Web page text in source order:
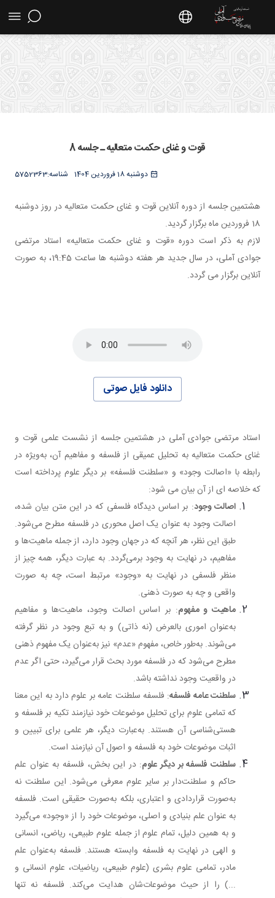
استاد مرتضی جوادی آملی
قوت و غنای حکمت متعالیه ـ جلسه 8
دوشنبه 18 فروردین 1404 5752363شناسه:
هشتمین جلسه از دوره آنلاین قوت و غنای حکمت متعالیه در روز دوشنبه
18 فروردین ماه برگزار گردید.
لازم به ذکر است دوره «قوت و غنای حکمت متعالیه» استاد مرتضی
جوادی آملی، در سال جدید هر هفته دوشنبه ها ساعت 19:45، به صورت
آنلاین برگزار می گردد.
دانلود فایل صوتی
استاد مرتضی جوادی آملی در هشتمین جلسه از نشست علمی قوت و
غنای حکمت متعالیه به تحلیل عمیقی از فلسفه و مفاهیم آن، به‌ویژه در
رابطه با «اصالت وجود» و «سلطنت فلسفه» بر دیگر علوم پرداخته است
که خلاصه ای از آن بیان می شود:
اصالت وجود: بر اساس دیدگاه فلسفی که در این متن بیان شده،
اصالت وجود به عنوان یک اصل محوری در فلسفه مطرح می‌شود.
طبق این نظر، هر آنچه که در جهان وجود دارد، از جمله ماهیت‌ها و
مفاهیم، در نهایت به وجود برمی‌گردد. به عبارت دیگر، همه چیز از
منظر فلسفی در نهایت به «وجود» مرتبط است، چه به صورت
واقعی و چه به صورت ذهنی.
ماهیت و مفهوم: بر اساس اصالت وجود، ماهیت‌ها و مفاهیم
به‌عنوان اموری بالعرض (نه ذاتی) و به تبع وجود در نظر گرفته
می‌شوند. به‌طور خاص، مفهوم «عدم» نیز به‌عنوان یک مفهوم ذهنی
مطرح می‌شود که در فلسفه مورد بحث قرار می‌گیرد، حتی اگر عدم
در واقعیت وجود نداشته باشد.
سلطنت عامه فلسفه: فلسفه سلطنت عامه بر علوم دارد به این معنا
که تمامی علوم برای تحلیل موضوعات خود نیازمند تکیه بر فلسفه و
هستی‌شناسی آن هستند. به‌عبارت دیگر، هر علمی برای تبیین و
اثبات موضوعات خود به فلسفه و اصول آن نیازمند است.
سلطنت فلسفه بر دیگر علوم: در این بخش، فلسفه به عنوان علم
حاکم و سلطنت‌دار بر سایر علوم معرفی می‌شود. این سلطنت نه
به‌صورت قراردادی و اعتباری، بلکه به‌صورت حقیقی است. فلسفه
به عنوان علم بنیادی و اصلی، موضوعات خود را از «وجود» می‌گیرد
و به همین دلیل، تمام علوم از جمله علوم طبیعی، ریاضی، انسانی
و الهی در نهایت به فلسفه وابسته هستند. فلسفه به‌عنوان علم
مادر، تمامی علوم بشری (علوم طبیعی، ریاضیات، علوم انسانی و
...) را از حیث موضوعات‌شان هدایت می‌کند. فلسفه نه تنها